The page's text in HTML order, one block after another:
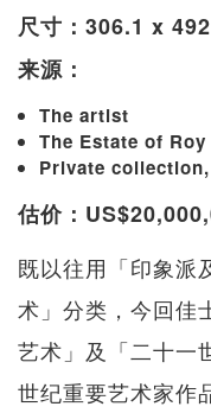
尺寸：306.1 x
来源：
The artist
The Estate of
Private
估价：
既以往用「印象派
术」分类，今回佳
艺术」及「二十一
世纪重要艺术家作